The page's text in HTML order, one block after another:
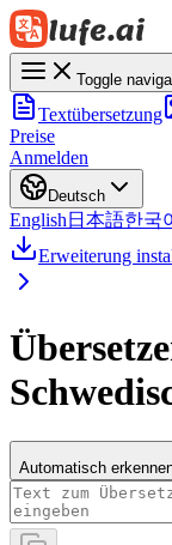
Toggle
Textübersetzung
Preise
Anmelden
Deutsch
English 日本語한국
Erweiterung
Automatisch